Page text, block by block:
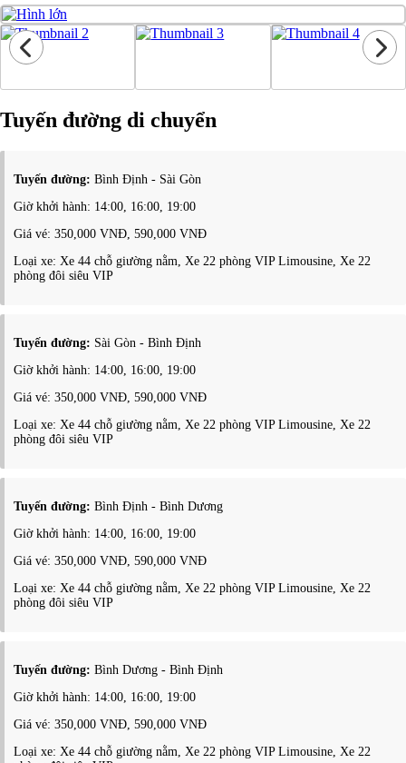
Tuyến đường di chuyển
Tuyến đường: Bình Định - Sài Gòn
Giờ khởi hành: 14:00, 16:00, 19:00
Giá vé: 350,000 VNĐ, 590,000 VNĐ
Loại xe: Xe 44 chỗ giường nằm, Xe 22 phòng VIP Limousine, Xe 22
phòng đôi siêu VIP
Tuyến đường: Sài Gòn - Bình Định
Giờ khởi hành: 14:00, 16:00, 19:00
Giá vé: 350,000 VNĐ, 590,000 VNĐ
Loại xe: Xe 44 chỗ giường nằm, Xe 22 phòng VIP Limousine, Xe 22
phòng đôi siêu VIP
Tuyến đường: Bình Định - Bình Dương
Giờ khởi hành: 14:00, 16:00, 19:00
Giá vé: 350,000 VNĐ, 590,000 VNĐ
Loại xe: Xe 44 chỗ giường nằm, Xe 22 phòng VIP Limousine, Xe 22
phòng đôi siêu VIP
Tuyến đường: Bình Dương - Bình Định
Giờ khởi hành: 14:00, 16:00, 19:00
Giá vé: 350,000 VNĐ, 590,000 VNĐ
Loại xe: Xe 44 chỗ giường nằm, Xe 22 phòng VIP Limousine, Xe 22